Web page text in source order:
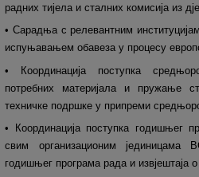
радних тијела и сталних комисија из
• Сарадња с релевантним
испуњавањем обавеза у процесу
• Координација поступка
потребних материјала и пружање
техничке подршке у припреми
• Координација поступка годишњег
свим организационим
годишњег програма рада и извјештаја